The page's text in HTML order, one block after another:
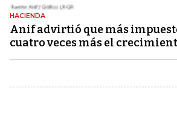
HACIENDA
Anif advirtió que más
cuatro veces más el